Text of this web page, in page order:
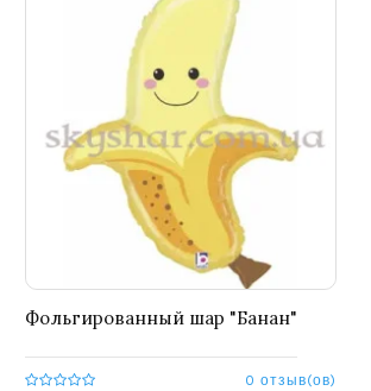
Фольгированный шар "Банан"
0 отзыв(ов)